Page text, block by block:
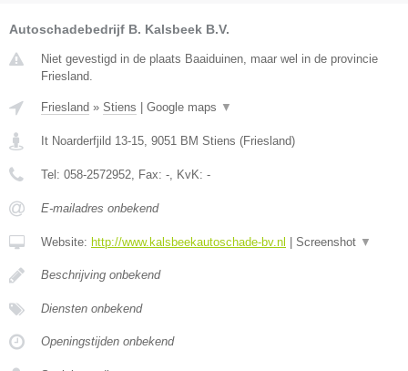
Autoschadebedrijf B. Kalsbeek B.V.
Niet gevestigd in de plaats Baaiduinen, maar wel in de provincie
Friesland.
Friesland » Stiens | Google maps ▼
It Noarderfjild 13-15 9051 BM Stiens (Friesland)
Tel: 058-2572952 , Fax: - , KvK: -
E-mailadres onbekend
Website: http://www.kalsbeekautoschade-bv.nl | Screenshot ▼
Beschrijving onbekend
Diensten onbekend
Openingstijden onbekend